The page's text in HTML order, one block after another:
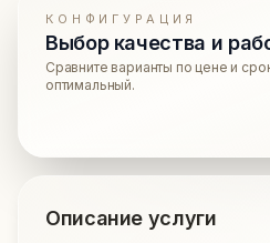
КОНФИГУРАЦИЯ
Выбор качества и
Сравните варианты по цене и
оптимальный.
Описание услуги